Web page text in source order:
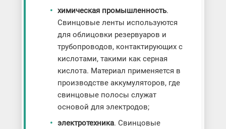
химическая промышленность.
Свинцовые ленты используются
для облицовки резервуаров и
трубопроводов, контактирующих с
кислотами, такими как серная
кислота. Материал применяется в
производстве аккумуляторов, где
свинцовые полосы служат
основой для электродов;
электротехника. Свинцовые